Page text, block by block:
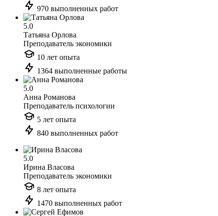
970 выполненных работ
5.0
Татьяна Орлова
Преподаватель экономики
10 лет опыта
1364 выполненные работы
5.0
Анна Романова
Преподаватель психологии
5 лет опыта
840 выполненных работ
5.0
Ирина Власова
Преподаватель экономики
8 лет опыта
1470 выполненных работ